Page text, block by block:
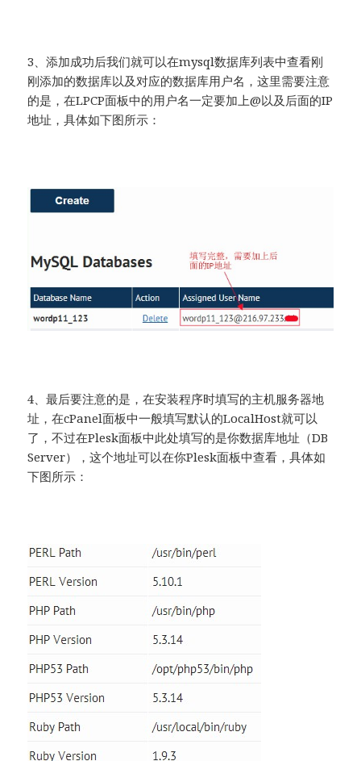
3、添加成功后我们就可以在mysql数据库列表中查看刚
刚添加的数据库以及对应的数据库用户名，这里需要注意
的是，在LPCP面板中的用户名一定要加上@以及后面的IP
地址，具体如下图所示：
4、最后要注意的是，在安装程序时填写的主机服务器地
址，在cPanel面板中一般填写默认的LocalHost就可以
了，不过在Plesk面板中此处填写的是你数据库地址（DB
Server），这个地址可以在你Plesk面板中查看，具体如
下图所示：